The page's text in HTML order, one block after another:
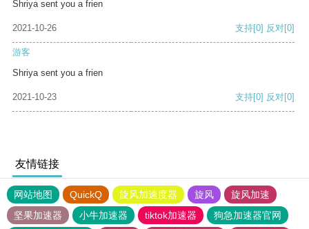
Shriya sent you a frien
2021-10-26 支持[0] 反对[0]
游客
Shriya sent you a frien
2021-10-23 支持[0] 反对[0]
友情链接
网站地图 QuickQ 旋风加速度器 旋风
旋风加速
坚果加速器
小牛加速器 tiktok加速器
狗急加速器官网